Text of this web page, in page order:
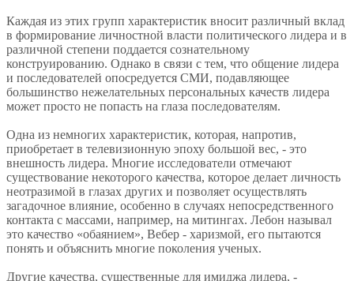
Каждая из этих групп характеристик вносит различный вклад
в формирование личностной власти политического лидера и в
различной степени поддается сознательному
конструированию. Однако в связи с тем, что общение лидера
и последователей опосредуется СМИ, подавляющее
большинство нежелательных персональных качеств лидера
может просто не попасть на глаза последователям.
Одна из немногих характеристик, которая, напротив,
приобретает в телевизионную эпоху большой вес, - это
внешность лидера. Многие исследователи отмечают
существование некоторого качества, которое делает личность
неотразимой в глазах других и позволяет осуществлять
загадочное влияние, особенно в случаях непосредственного
контакта с массами, например, на митингах. Лебон называл
это качество «обаянием», Вебер - харизмой, его пытаются
понять и объяснить многие поколения ученых.
Другие качества, существенные для имиджа лидера, -